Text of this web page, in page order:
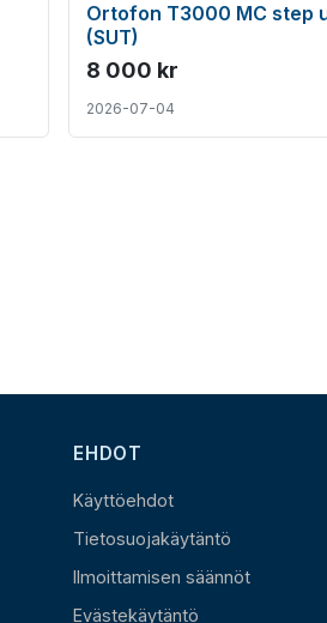
Ortofon T3000 MC step
(SUT)
8 000 kr
2026-07-04
EHDOT
Käyttöehdot
Tietosuojakäytäntö
Ilmoittamisen säännöt
Evästekäytäntö